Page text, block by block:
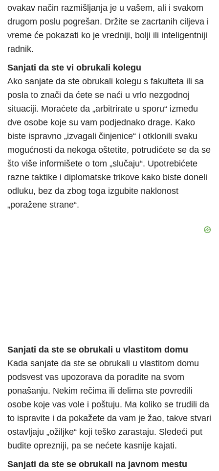
ovakav način razmišljanja je u vašem, ali i svakom
drugom poslu pogrešan. Držite se zacrtanih ciljeva i
vreme će pokazati ko je vredniji, bolji ili inteligentniji
radnik.
Sanjati da ste vi obrukali kolegu
Ako sanjate da ste obrukali kolegu s fakulteta ili sa
posla to znači da ćete se naći u vrlo nezgodnoj
situaciji. Moraćete da „arbitrirate u sporu“ između
dve osobe koje su vam podjednako drage. Kako
biste ispravno „izvagali činjenice“ i otklonili svaku
mogućnosti da nekoga oštetite, potrudićete se da se
što više informišete o tom „slučaju“. Upotrebićete
razne taktike i diplomatske trikove kako biste doneli
odluku, bez da zbog toga izgubite naklonost
„poražene strane“.
Sanjati da ste se obrukali u vlastitom domu
Kada sanjate da ste se obrukali u vlastitom domu
podsvest vas upozorava da poradite na svom
ponašanju. Nekim rečima ili delima ste povredili
osobe koje vas vole i poštuju. Ma koliko se trudili da
to ispravite i da pokažete da vam je žao, takve stvari
ostavljaju „ožiljke“ koji teško zarastaju. Sledeći put
budite oprezniji, pa se nećete kasnije kajati.
Sanjati da ste se obrukali na javnom mestu